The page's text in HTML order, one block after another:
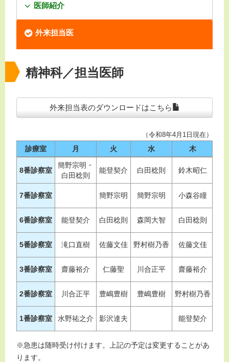
医師紹介
外来担当医
精神科／担当医師
外来担当表のダウンロードはこちら
（令和8年4月1日現在）
診療室 月 火 水 木
8番診察室
簡野宗明・
白田稔則
能登契介 白田稔則 鈴木昭仁
7番診察室 簡野宗明 簡野宗明 小森谷瞳
6番診察室 能登契介 白田稔則 森岡大智 白田稔則
5番診察室 滝口直樹 佐藤文佳 野村樹乃香 佐藤文佳
3番診察室 齋藤裕介 仁藤聖 川合正平 齋藤裕介
2番診察室 川合正平 豊嶋豊樹 豊嶋豊樹 野村樹乃香
1番診察室 水野祐之介 影沢達夫 能登契介
※急患は随時受け付けます。上記の予定は変更することがあ
ります。